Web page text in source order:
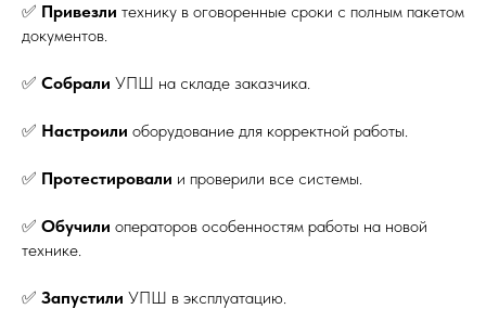
✅ Привезли технику в оговоренные сроки с полным пакетом
документов.
✅ Собрали УПШ на складе заказчика.
✅ Настроили оборудование для корректной работы.
✅ Протестировали и проверили все системы.
✅ Обучили операторов особенностям работы на новой
технике.
✅ Запустили УПШ в эксплуатацию.